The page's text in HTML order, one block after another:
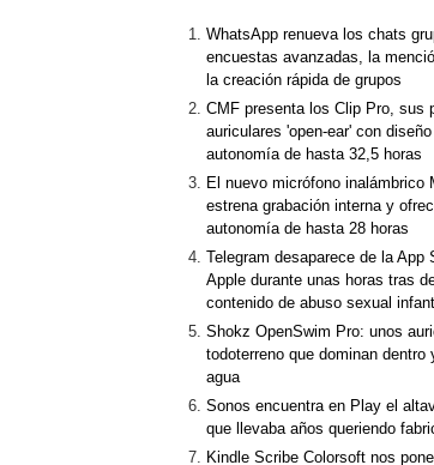
WhatsApp renueva los chats
encuestas avanzadas, la
la creación rápida de grupos
CMF presenta los Clip Pro, sus
auriculares 'open-ear' con
autonomía de hasta 32,5 horas
El nuevo micrófono inalámbrico
estrena grabación interna y
autonomía de hasta 28 horas
Telegram desaparece de la App
Apple durante unas horas tras
contenido de abuso sexual
Shokz OpenSwim Pro: unos
todoterreno que dominan dentro
agua
Sonos encuentra en Play el
que llevaba años queriendo
Kindle Scribe Colorsoft nos